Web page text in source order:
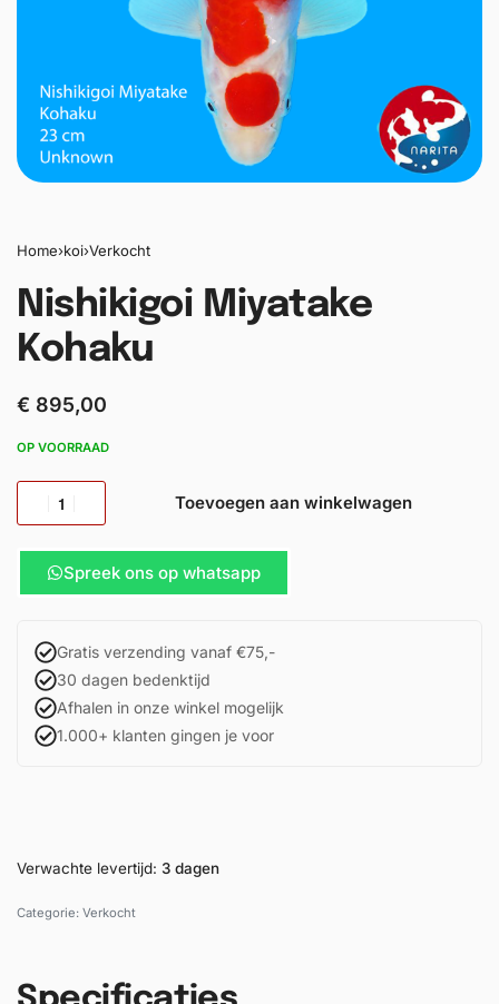
Home›koi›Verkocht
Nishikigoi Miyatake
Kohaku
€ 895,00
OP VOORRAAD
Toevoegen aan winkelwagen
Spreek ons op whatsapp
Gratis verzending vanaf €75,-
30 dagen bedenktijd
Afhalen in onze winkel mogelijk
1.000+ klanten gingen je voor
Verwachte levertijd: 3 dagen
Categorie: Verkocht